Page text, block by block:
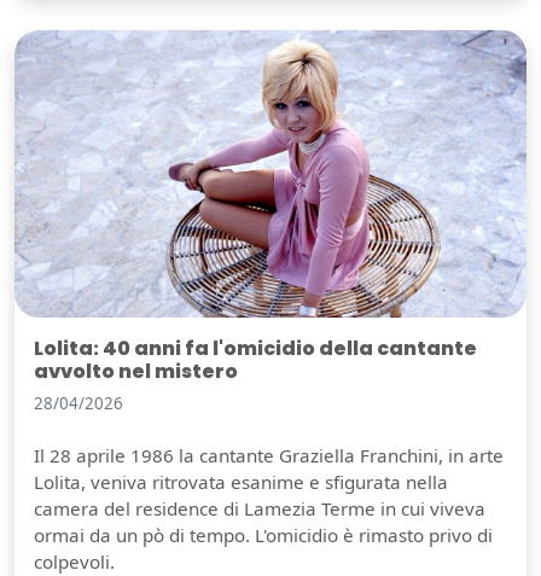
Lolita: 40 anni fa l'omicidio della cantante
avvolto nel mistero
28/04/2026
Il 28 aprile 1986 la cantante Graziella Franchini, in arte
Lolita, veniva ritrovata esanime e sfigurata nella
camera del residence di Lamezia Terme in cui viveva
ormai da un pò di tempo. L'omicidio è rimasto privo di
colpevoli.